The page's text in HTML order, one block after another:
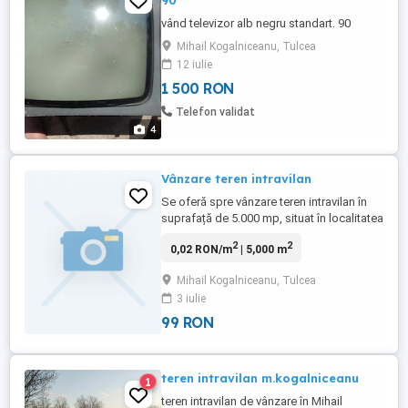
4
vând televizor alb negru standart. 90
Mihail Kogalniceanu, Tulcea
12 iulie
1 500 RON
Telefon validat
Vânzare teren intravilan
Se oferă spre vânzare teren intravilan în
suprafață de 5.000 mp, situat în localitatea
la șoseaua națională Tulcea-Constanța.
economic și investițional, datorită așezării
precum și a apropierii de municipiul
Tulcea ...
0,02 RON/m2| 5,000 m2
Mihail Kogalniceanu, Tulcea
3 iulie
99 RON
1 teren intravilan m.kogalniceanu
teren intravilan de vânzare în Mihail